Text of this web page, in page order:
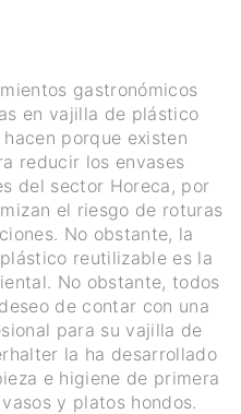
gastronómicos
en vajilla de plástico
porque existen
reducir los envases
del sector Horeca, por
el riesgo de roturas
No obstante, la
reutilizable es la
No obstante, todos
de contar con una
para su vajilla de
la ha desarrollado
e higiene de primera
y platos hondos.